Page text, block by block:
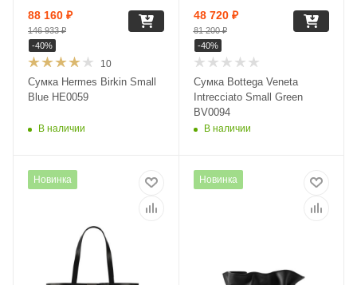
10
Сумка Hermes Birkin Small
Blue HE0059
В наличии
88 160 ₽
146 933₽
-40%
Сумка Bottega Veneta
Intrecciato Small Green
BV0094
В наличии
48 720₽
81 200₽
-40%
Новинка Новинка